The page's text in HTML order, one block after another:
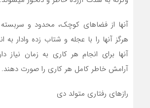
آنها از فضاهاي کوچک، محدود و
هرگز آنها را با عجله و شتاب زده وادار به
آنها براي انجام هر کاري به زمان نياز
آرامش خاطر کامل هر کاري را صورت دهند.
رازهای رفتاری متولد دی